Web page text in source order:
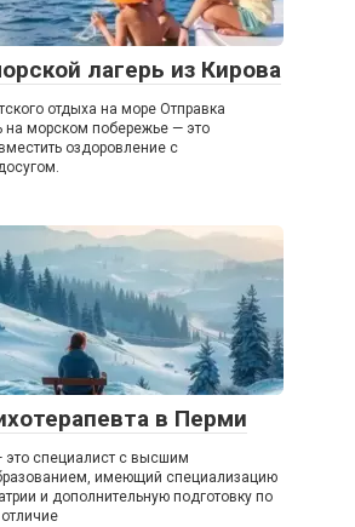
лагерь из Кирова
отдыха на море Отправка
на морском побережье — это
оздоровление с
в Перми
это специалист с высшим
имеющий специализацию
и дополнительную подготовку по